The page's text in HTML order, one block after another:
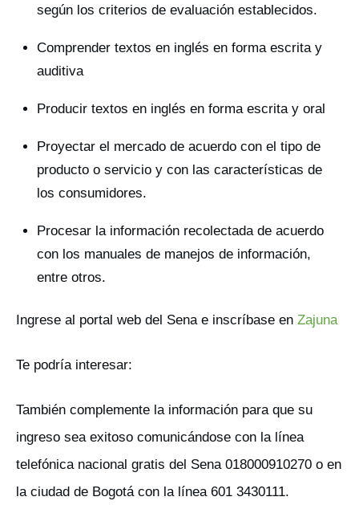
según los criterios de evaluación establecidos.
Comprender textos en inglés en forma escrita y
auditiva
Producir textos en inglés en forma escrita y oral
Proyectar el mercado de acuerdo con el tipo de
producto o servicio y con las características de
los consumidores.
Procesar la información recolectada de acuerdo
con los manuales de manejos de información,
entre otros.
Ingrese al portal web del Sena e inscríbase en Zajuna
Te podría interesar:
También complemente la información para que su
ingreso sea exitoso comunicándose con la línea
telefónica nacional gratis del Sena 018000910270 o en
la ciudad de Bogotá con la línea 601 3430111.